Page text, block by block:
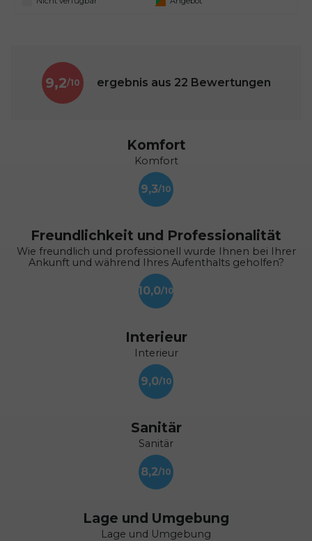
9,2 ergebnis aus 22 Bewertungen
Komfort
Komfort
9,3
Freundlichkeit und Professionalität
Wie freundlich und professionell wurde Ihnen bei Ihrer
Ankunft und während Ihres Aufenthalts geholfen?
10,0
Interieur
Interieur
9,0
Sanitär
Sanitär
8,2
Lage und Umgebung
Lage und Umgebung